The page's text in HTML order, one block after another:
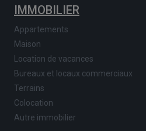
IMMOBILIER
Appartements
Maison
Location de vacances
Bureaux et locaux commerciaux
Terrains
Colocation
Autre immobilier